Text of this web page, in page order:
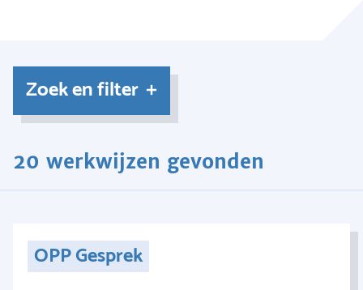
Zoek en filter
20 werkwijzen gevonden
OPP Gesprek